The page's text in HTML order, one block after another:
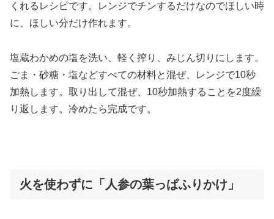
くれるレシピです。レンジでチンするだけなのでほしい時
に、ほしい分だけ作れます。
塩蔵わかめの塩を洗い、軽く搾り、みじん切りにします。
ごま・砂糖・塩などすべての材料と混ぜ、レンジで10秒
加熱します。取り出して混ぜ、10秒加熱することを2度繰
り返します。冷めたら完成です。
火を使わずに「人参の葉っぱふりかけ」